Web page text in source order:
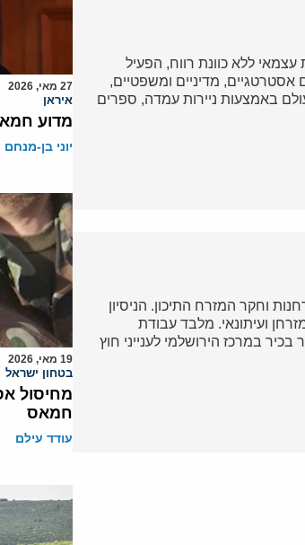
עצמאי ללא כוונת רווח, הפעיל
אסטרטגיים, מדיניים ומשפטיים,
באמצעות ניירות עמדה, ספרים
וחקר המזרח התיכון. הניסיון
ועיתונאי. מלבד עבודת
במרכז הירושלמי לענייני חוץ
27 מאי, 2026
איראן
מדוע
יוני בן-מנחם
19 מאי, 2026
בטחון ישראל
מחיסול
חמאס
עודד עילם